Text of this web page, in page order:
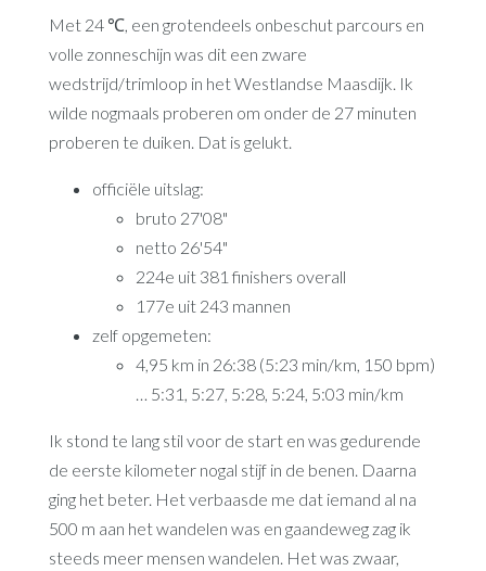
Met 24 ℃, een grotendeels onbeschut parcours en
volle zonneschijn was dit een zware
wedstrijd/trimloop in het Westlandse Maasdijk. Ik
wilde nogmaals proberen om onder de 27 minuten
proberen te duiken. Dat is gelukt.
officiële uitslag:
bruto 27'08"
netto 26'54"
224e uit 381 finishers overall
177e uit 243 mannen
zelf opgemeten:
4,95 km in 26:38 (5:23 min/km, 150 bpm)
… 5:31, 5:27, 5:28, 5:24, 5:03 min/km
Ik stond te lang stil voor de start en was gedurende
de eerste kilometer nogal stijf in de benen. Daarna
ging het beter. Het verbaasde me dat iemand al na
500 m aan het wandelen was en gaandeweg zag ik
steeds meer mensen wandelen. Het was zwaar,